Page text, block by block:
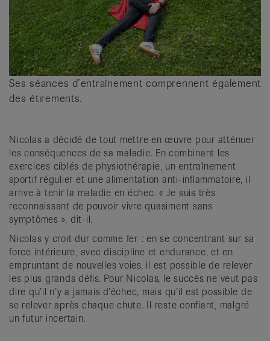
Ses séances d’entraînement comprennent également
des étirements.
Nicolas a décidé de tout mettre en œuvre pour atténuer
les conséquences de sa maladie. En combinant les
exercices ciblés de physiothérapie, un entraînement
sportif régulier et une alimentation anti-inflammatoire, il
arrive à tenir la maladie en échec. « Je suis très
reconnaissant de pouvoir vivre quasiment sans
symptômes », dit-il.
Nicolas y croit dur comme fer : en se concentrant sur sa
force intérieure, avec discipline et endurance, et en
empruntant de nouvelles voies, il est possible de relever
les plus grands défis. Pour Nicolas, le succès ne veut pas
dire qu’il n’y a jamais d’échec, mais qu’il est possible de
se relever après chaque chute. Il reste confiant, malgré
un futur incertain.